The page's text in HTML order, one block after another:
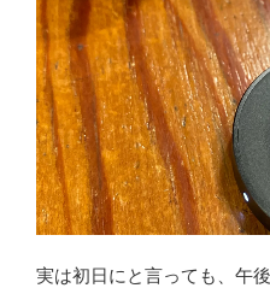
実は初日にと言っても、午